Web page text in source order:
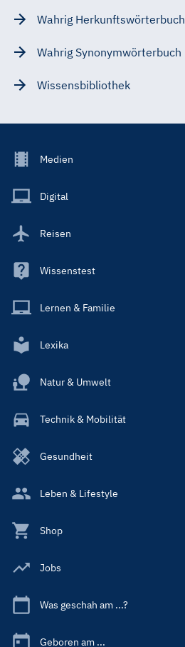
Wahrig Herkunftswörterbuch
Wahrig Synonymwörterbuch
Wissensbibliothek
Footer
Main
Medien
Digital
Reisen
Wissenstest
Lernen & Familie
Lexika
Natur & Umwelt
Technik & Mobilität
Gesundheit
Leben & Lifestyle
Shop
Jobs
Was geschah am ...?
Geboren am ...